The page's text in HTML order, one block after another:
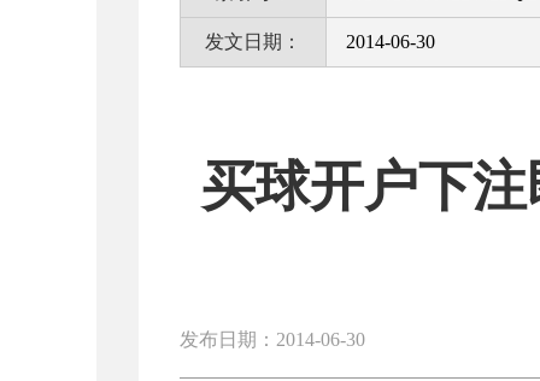
发文日期： 2014-06-30
买球开户下
发布日期：2014-06-30